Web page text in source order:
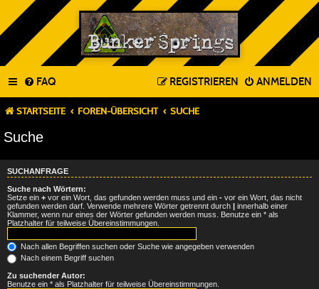
FAQ ANMELDEN
REGISTRIEREN
STARTSEITE FOREN-ÜBERSICHT SUCHE
Suche
SUCHANFRAGE
Suche nach Wörtern:
Setze ein + vor ein Wort, das gefunden werden muss und ein - vor ein Wort, das nicht
gefunden werden darf. Verwende mehrere Wörter getrennt durch | innerhalb einer
Klammer, wenn nur eines der Wörter gefunden werden muss. Benutze ein * als
Platzhalter für teilweise Übereinstimmungen.
Nach allen Begriffen suchen oder Suche wie angegeben verwenden
Nach einem Begriff suchen
Zu suchender Autor:
Benutze ein * als Platzhalter für teilweise Übereinstimmungen.